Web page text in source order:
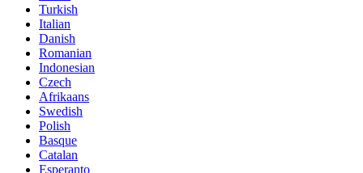
Turkish
Italian
Danish
Romanian
Indonesian
Czech
Afrikaans
Swedish
Polish
Basque
Catalan
Esperanto